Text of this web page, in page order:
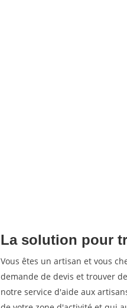
La solution pour
Vous êtes un artisan et vous
demande de devis et trouver
notre service d'aide aux